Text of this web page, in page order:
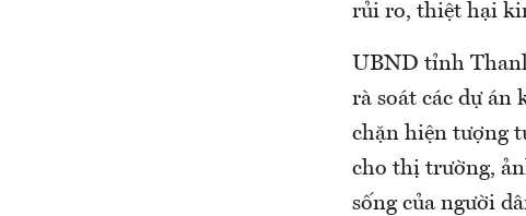
rủi ro, thiệt hại
UBND tỉnh
rà soát các dự
chặn hiện tượng
cho thị trường,
sống của người